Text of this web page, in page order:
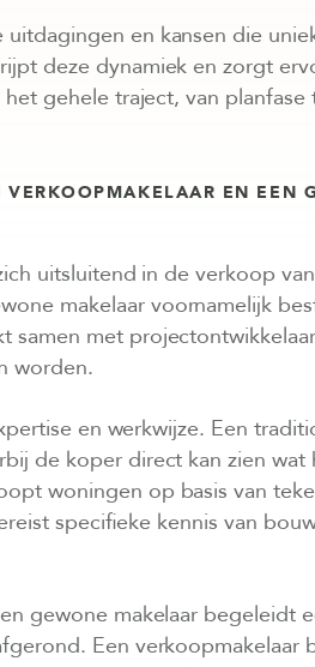
en kansen die
deze dynamiek en zorgt
gehele traject, van
EN EEN
uitsluitend in de verkoop van
makelaar voornamelijk
samen met
worden.
en werkwijze. Een
de koper direct kan zien wat
woningen op basis van
specifieke kennis van
gewone makelaar begeleidt
Een verkoopmakelaar